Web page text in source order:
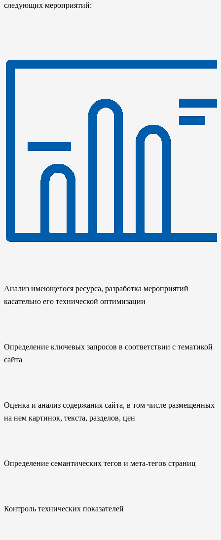
следующих мероприятий:
Анализ имеющегося ресурса, разработка мероприятий
касательно его технической оптимизации
Определение ключевых запросов в соответствии с тематикой
сайта
Оценка и анализ содержания сайта, в том числе размещенных
на нем картинок, текста, разделов, цен
Определение семантических тегов и мета-тегов страниц
Контроль технических показателей